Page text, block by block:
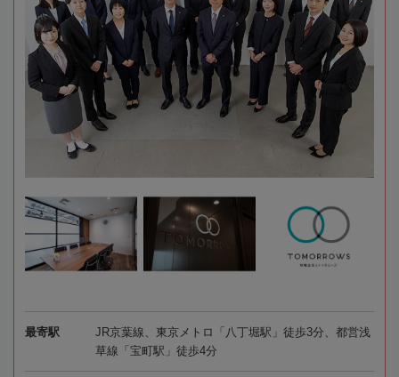
最寄駅
JR京葉線、東京メトロ「八丁堀駅」徒歩3分、都営浅
草線「宝町駅」徒歩4分